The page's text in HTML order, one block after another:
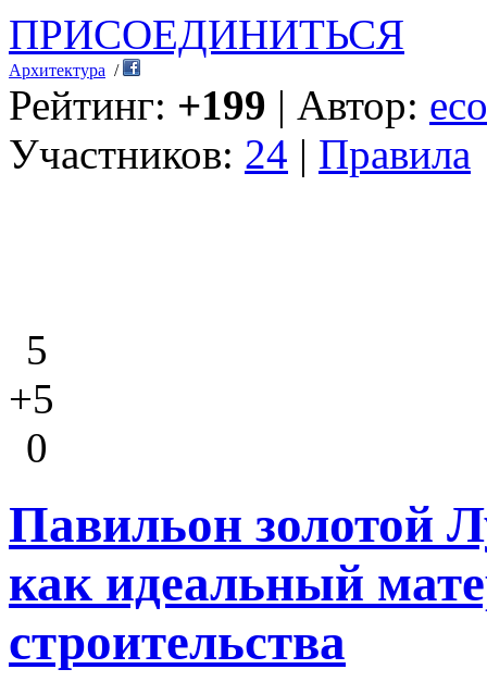
ПРИСОЕДИНИТЬСЯ
Архитектура /
Рейтинг: +199 | Автор:
Участников: 24 | Правила
5
+5
0
Павильон золотой
как идеальный
строительства